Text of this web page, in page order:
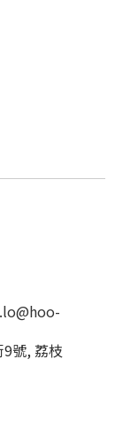
號, 荔枝